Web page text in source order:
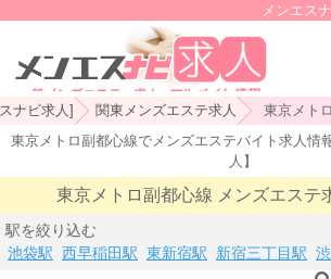
メンエスナ
東京メト
関東メンズエステ求人
ナビ求人]
東京メトロ副都心線でメンズエステバイト求人情
人】
東京メトロ副都心線 メンズエステ
駅を絞り込む
池袋駅 西早稲田駅 東新宿駅 新宿三丁目駅